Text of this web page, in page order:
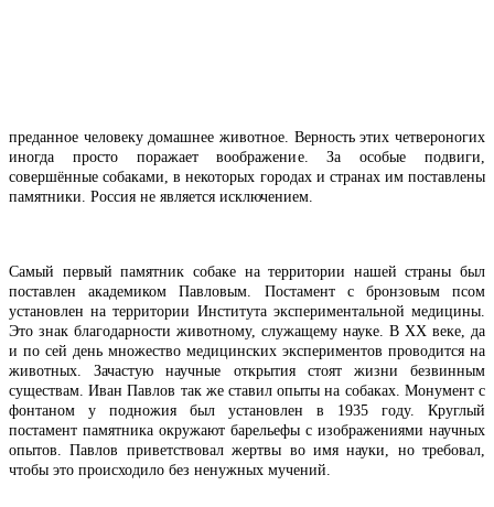
преданное человеку домашнее животное. Верность этих четвероногих
иногда просто поражает воображение. За особые подвиги,
совершённые собаками, в некоторых городах и странах им поставлены
памятники. Россия не является исключением.
Самый первый памятник собаке на территории нашей страны был
поставлен академиком Павловым. Постамент с бронзовым псом
установлен на территории Института экспериментальной медицины.
Это знак благодарности животному, служащему науке. В XX веке, да
и по сей день множество медицинских экспериментов проводится на
животных. Зачастую научные открытия стоят жизни безвинным
существам. Иван Павлов так же ставил опыты на собаках. Монумент с
фонтаном у подножия был установлен в 1935 году. Круглый
постамент памятника окружают барельефы с изображениями научных
опытов. Павлов приветствовал жертвы во имя науки, но требовал,
чтобы это происходило без ненужных мучений.